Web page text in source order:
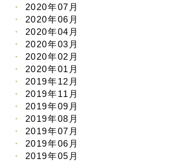
2020年07月
2020年06月
2020年04月
2020年03月
2020年02月
2020年01月
2019年12月
2019年11月
2019年09月
2019年08月
2019年07月
2019年06月
2019年05月